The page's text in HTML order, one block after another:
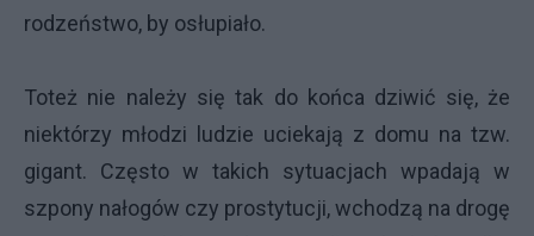
rodzeństwo, by osłupiało.
Toteż nie należy się tak do końca dziwić się, że
niektórzy młodzi ludzie uciekają z domu na tzw.
gigant. Często w takich sytuacjach wpadają w
szpony nałogów czy prostytucji, wchodzą na drogę